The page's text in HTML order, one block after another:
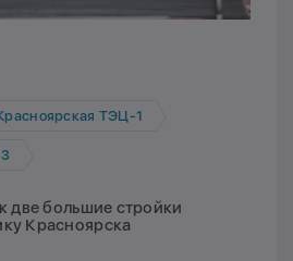
ТЭЦ-1
две большие стройки
Красноярска